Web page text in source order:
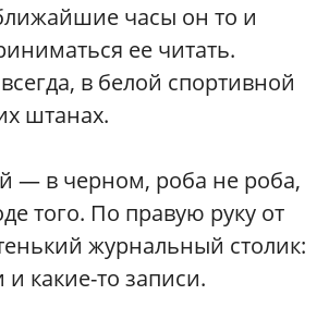
часы он то и
ее читать.
в белой спортивной
штанах.
— в черном, роба не роба,
того. По правую руку от
журнальный столик:
какие-то записи.